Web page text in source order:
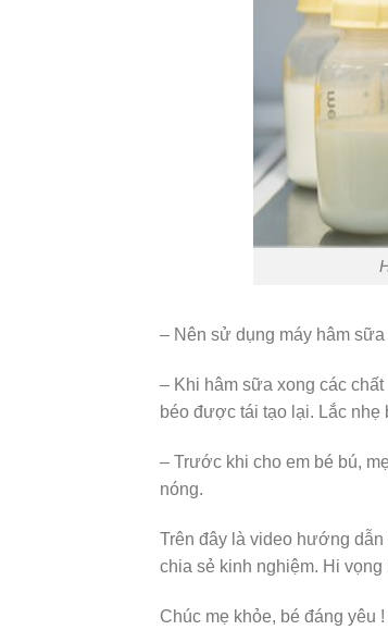
– Nên sử dụng máy hâm
– Khi hâm sữa xong các
béo được tái tạo lại. Lắc nhẹ
– Trước khi cho em bé bú,
nóng.
Trên đây là video hướng
chia sẻ kinh nghiệm. Hi
Chúc mẹ khỏe, bé đáng yêu !